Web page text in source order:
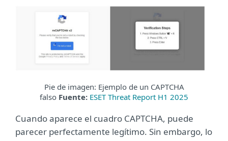
Pie de imagen: Ejemplo de un CAPTCHA
falso Fuente: ESET Threat Report H1 2025
Cuando aparece el cuadro CAPTCHA, puede
parecer perfectamente legítimo. Sin embargo, lo